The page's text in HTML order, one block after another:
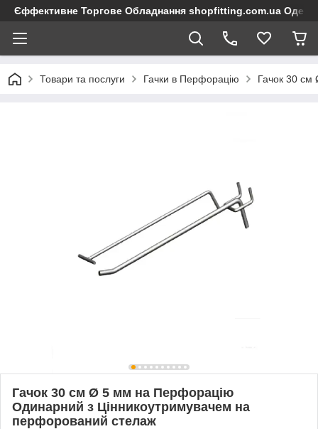
Єффективне Торгове Обладнання shopfitting.com.ua Одеса
Товари та послуги Гачки в Перфорацію Гачок 30
Гачок 30 см Ø 5 мм на Перфорацію
Одинарний з Цінникоутримувачем на
перфорований стелаж